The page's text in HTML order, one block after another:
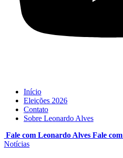
Início
Eleições 2026
Contato
Sobre Leonardo Alves
Fale com Leonardo Alves Fale com
Notícias